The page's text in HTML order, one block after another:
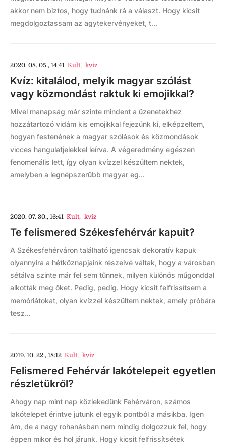
akkor nem biztos, hogy tudnánk rá a választ. Hogy kicsit
megdolgoztassam az agytekervényeket, t...
2020. 08. 05., 14:41 Kult, kvíz
Kvíz: kitalálod, melyik magyar szólást
vagy közmondást raktuk ki emojikkal?
Mivel manapság már szinte mindent a üzenetekhez
hozzátartozó vidám kis emojikkal fejezünk ki, elképzeltem,
hogyan festenének a magyar szólások és közmondások
vicces hangulatjelekkel leírva. A végeredmény egészen
fenomenális lett, így olyan kvízzel készültem nektek,
amelyben a legnépszerűbb magyar eg...
2020. 07. 30., 16:41 Kult, kvíz
Te felismered Székesfehérvár kapuit?
A Székesfehérváron található igencsak dekoratív kapuk
olyannyira a hétköznapjaink részeivé váltak, hogy a városban
sétálva szinte már fel sem tűnnek, milyen különös műgonddal
alkották meg őket. Pedig, pedig. Hogy kicsit felfrissítsem a
memóriátokat, olyan kvízzel készültem nektek, amely próbára
tesz...
2019. 10. 22., 18:12 Kult, kvíz
Felismered Fehérvár lakótelepeit egyetlen
részletükről?
Ahogy nap mint nap közlekedünk Fehérváron, számos
lakótelepet érintve jutunk el egyik pontból a másikba. Igen
ám, de a nagy rohanásban nem mindig dolgozzuk fel, hogy
éppen mikor és hol járunk. Hogy kicsit felfrissítsétek